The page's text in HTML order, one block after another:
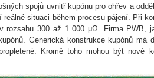
spojů uvnitř kupónu pro ohřev a
situaci během procesu pájení. Při
rozsahu 300 až 1 000 μΩ. Firma PWB,
Generická konstrukce kupónů má
Kromě toho mohou být nové